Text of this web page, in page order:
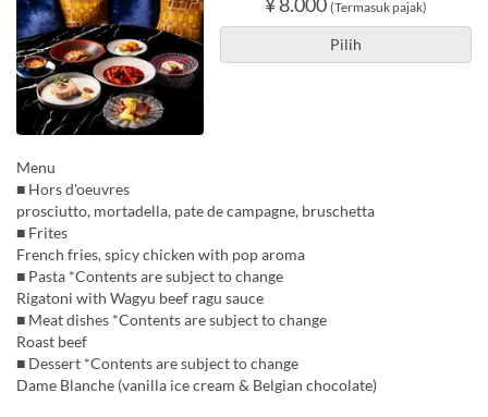
(Termasuk pajak)
Pilih
Menu
■ Hors d'oeuvres
prosciutto, mortadella, pate de campagne, bruschetta
■ Frites
French fries, spicy chicken with pop aroma
■ Pasta *Contents are subject to change
Rigatoni with Wagyu beef ragu sauce
■ Meat dishes *Contents are subject to change
Roast beef
■ Dessert *Contents are subject to change
Dame Blanche (vanilla ice cream & Belgian chocolate)